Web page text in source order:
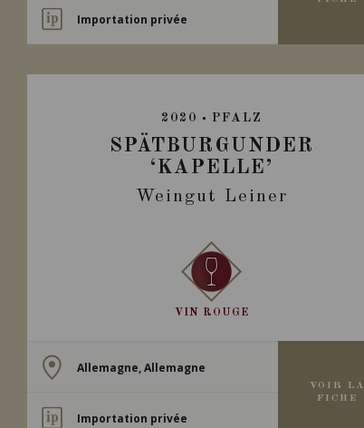
Importation privée
2020 PFALZ
SPÄTBURGUNDER
‘KAPELLE’
Weingut Leiner
VIN ROUGE
Allemagne, Allemagne
Importation privée
VOIR LA
FICHE